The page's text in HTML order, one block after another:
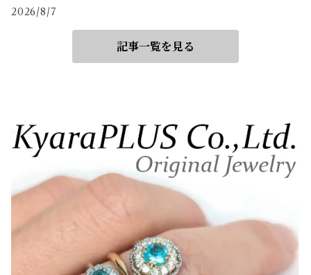
2026/8/7
記事一覧を見る